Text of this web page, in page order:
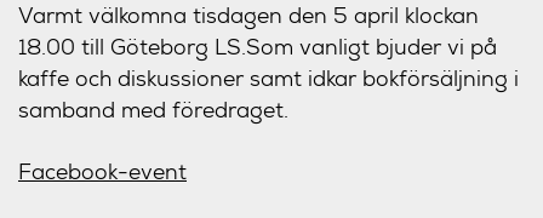
Varmt välkomna tisdagen den 5 april klockan
18.00 till Göteborg LS.Som vanligt bjuder vi på
kaffe och diskussioner samt idkar bokförsäljning i
samband med föredraget.
Facebook-event